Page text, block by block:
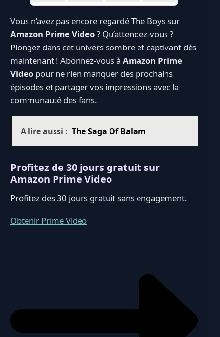
Vous n’avez pas encore regardé The Boys sur
Amazon Prime Video? Qu’attendez-vous ?
Plongez dans cet univers sombre et captivant dès
maintenant ! Abonnez-vous à Amazon Prime
Video pour ne rien manquer des prochains
épisodes et partager vos impressions avec la
communauté des fans.
A lire aussi : The Saga Of Balam
Profitez de 30 jours gratuit sur
Amazon Prime Video
Profitez des 30 jours gratuit sans engagement.
Obtenir Prime Video